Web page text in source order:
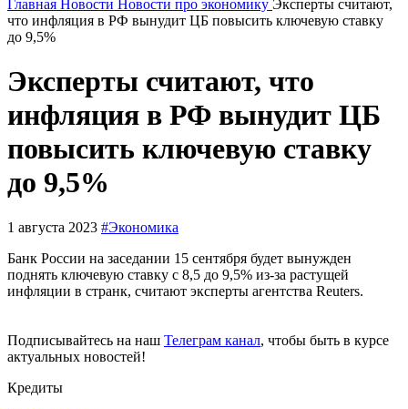
Главная Новости Новости про экономику Эксперты считают,
что инфляция в РФ вынудит ЦБ повысить ключевую ставку
до 9,5%
Эксперты считают, что
инфляция в РФ вынудит ЦБ
повысить ключевую ставку
до 9,5%
1 августа 2023 #Экономика
Банк России на заседании 15 сентября будет вынужден
поднять ключевую ставку с 8,5 до 9,5% из-за растущей
инфляции в странк, считают эксперты агентства Reuters.
Подписывайтесь на наш Телеграм канал, чтобы быть в курсе
актуальных новостей!
Кредиты